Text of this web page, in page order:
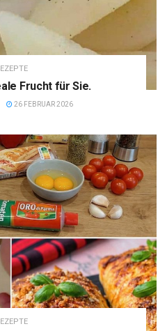
Frucht für Sie.
26 FEBRUAR 2026